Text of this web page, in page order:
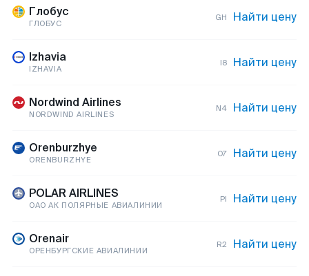
Глобус
ГЛОБУС
GH Найти цену
Izhavia
IZHAVIA
I8 Найти цену
Nordwind Airlines
NORDWIND AIRLINES
N4 Найти цену
Orenburzhye
ORENBURZHYE
O7 Найти цену
POLAR AIRLINES
ОАО АК ПОЛЯРНЫЕ АВИАЛИНИИ
PI Найти цену
Orenair
ОРЕНБУРГСКИЕ АВИАЛИНИИ
R2 Найти цену